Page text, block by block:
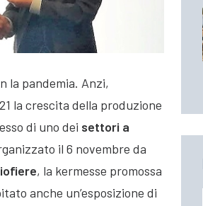
la pandemia. Anzi,
la crescita della produzione
di uno dei settori a
il 6 novembre da
, la kermesse promossa
anche un’esposizione di